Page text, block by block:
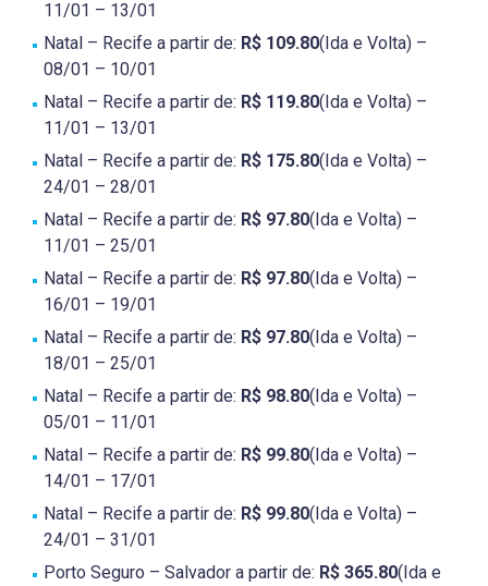
11/01 – 13/01
Natal – Recife a partir de: R$ 109.80(Ida e Volta) –
08/01 – 10/01
Natal – Recife a partir de: R$ 119.80(Ida e Volta) –
11/01 – 13/01
Natal – Recife a partir de: R$ 175.80(Ida e Volta) –
24/01 – 28/01
Natal – Recife a partir de: R$ 97.80(Ida e Volta) –
11/01 – 25/01
Natal – Recife a partir de: R$ 97.80(Ida e Volta) –
16/01 – 19/01
Natal – Recife a partir de: R$ 97.80(Ida e Volta) –
18/01 – 25/01
Natal – Recife a partir de: R$ 98.80(Ida e Volta) –
05/01 – 11/01
Natal – Recife a partir de: R$ 99.80(Ida e Volta) –
14/01 – 17/01
Natal – Recife a partir de: R$ 99.80(Ida e Volta) –
24/01 – 31/01
Porto Seguro – Salvador a partir de: R$ 365.80(Ida e